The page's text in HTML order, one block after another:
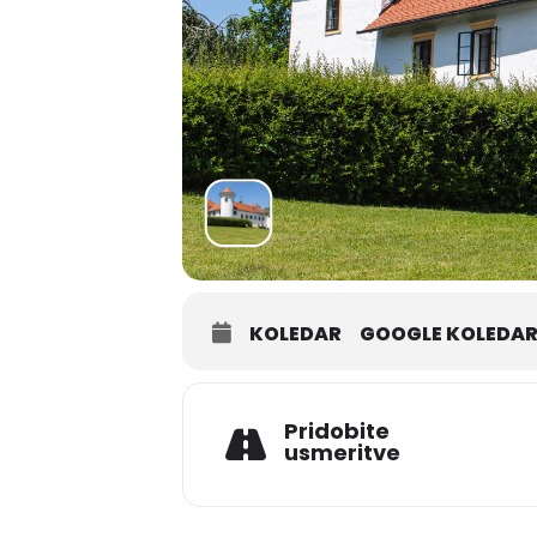
KOLEDAR GOOGLE KOLEDAR
Pridobite
usmeritve